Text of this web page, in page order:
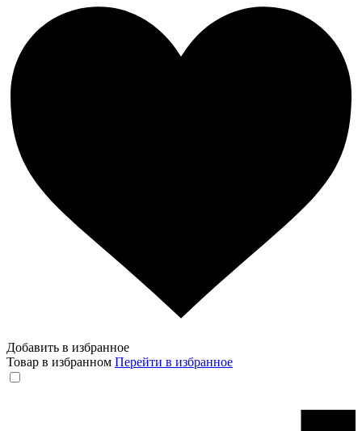
Добавить в избранное
Товар в избранном Перейти в избранное